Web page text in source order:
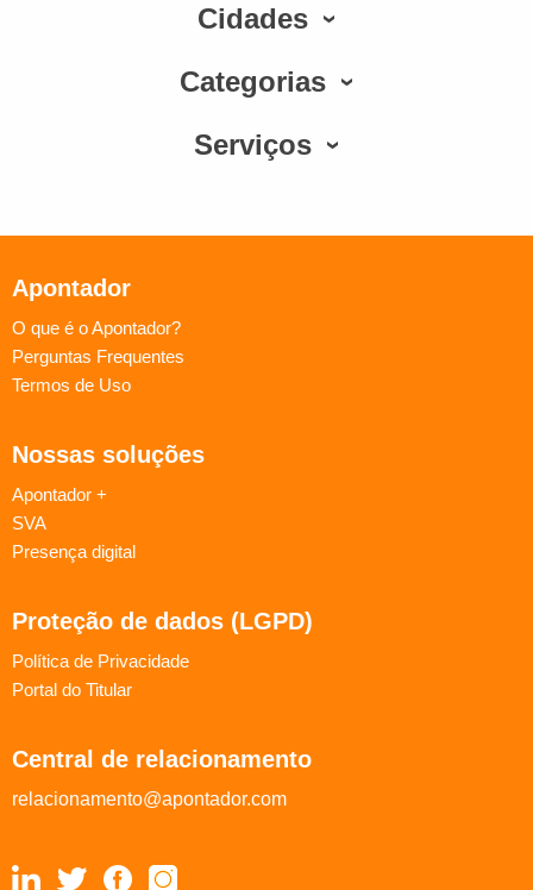
Cidades
Categorias
Serviços
Apontador
O que é o Apontador?
Perguntas Frequentes
Termos de Uso
Nossas soluções
Apontador +
SVA
Presença digital
Proteção de dados (LGPD)
Política de Privacidade
Portal do Titular
Central de relacionamento
relacionamento@apontador.com